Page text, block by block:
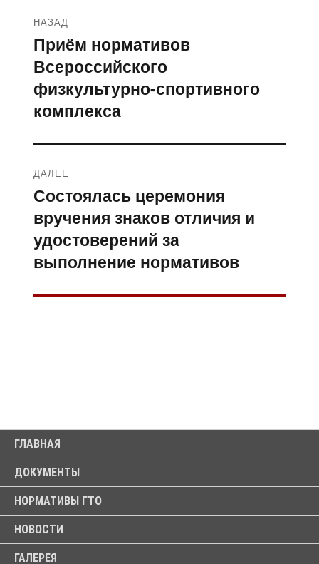
по
записям
НАЗАД
Предыдущая
запись:
Приём нормативов
Всероссийского
физкультурно-спортивного
комплекса
ДАЛЕЕ
Следующая
запись:
Состоялась церемония
вручения знаков отличия и
удостоверений за
выполнение нормативов
ГЛАВНАЯ
ДОКУМЕНТЫ
НОРМАТИВЫ ГТО
НОВОСТИ
ГАЛЕРЕЯ